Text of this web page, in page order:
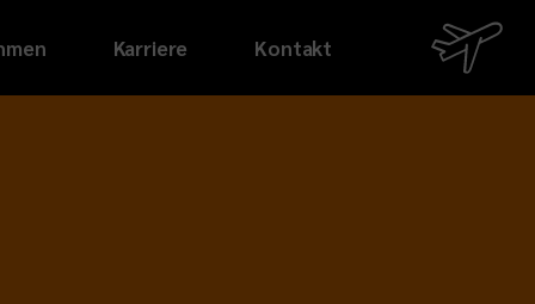
Karriere Kontakt